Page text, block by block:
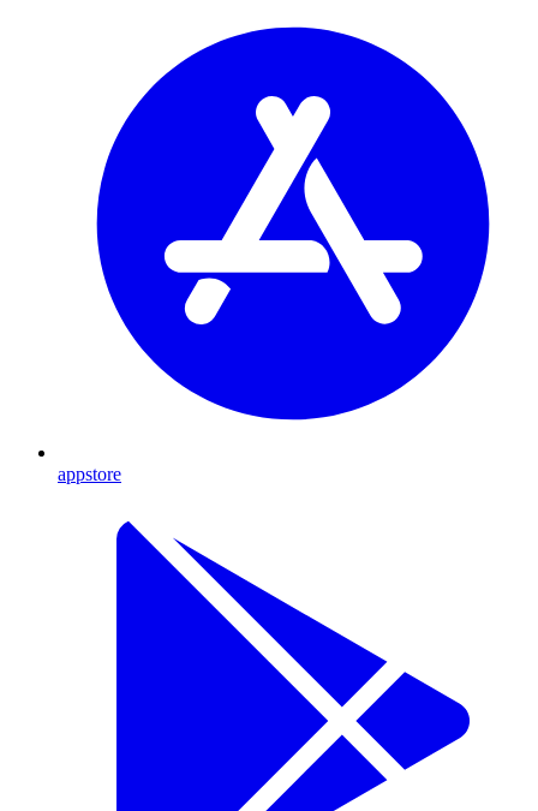
appstore